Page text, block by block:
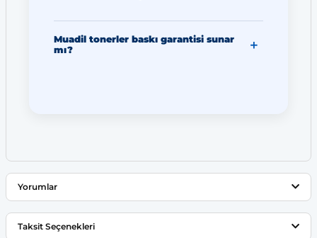
Muadil tonerler baskı garantisi sunar
mı?
Yorumlar
Taksit Seçenekleri